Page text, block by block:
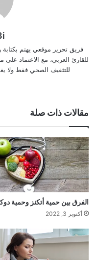
فريق تحرير موقعي يهتم
للقارئ العربي، مع الاعتماد
للتثقيف الصحي فقط ولا
مقالات ذات صلة
الفرق بين حمية أتكنز وحمية
أكتوبر 3, 2022